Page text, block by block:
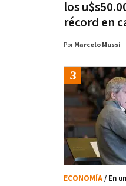
los
récord en
Por Marcelo Mussi
ECONOMÍA/ En